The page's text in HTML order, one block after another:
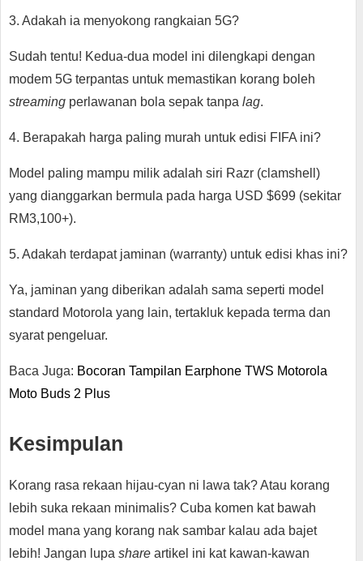
3. Adakah ia menyokong rangkaian 5G?
Sudah tentu! Kedua-dua model ini dilengkapi dengan
modem 5G terpantas untuk memastikan korang boleh
streaming perlawanan bola sepak tanpa lag.
4. Berapakah harga paling murah untuk edisi FIFA ini?
Model paling mampu milik adalah siri Razr (clamshell)
yang dianggarkan bermula pada harga USD $699 (sekitar
RM3,100+).
5. Adakah terdapat jaminan (warranty) untuk edisi khas ini?
Ya, jaminan yang diberikan adalah sama seperti model
standard Motorola yang lain, tertakluk kepada terma dan
syarat pengeluar.
Baca Juga: Bocoran Tampilan Earphone TWS Motorola
Moto Buds 2 Plus
Kesimpulan
Korang rasa rekaan hijau-cyan ni lawa tak? Atau korang
lebih suka rekaan minimalis? Cuba komen kat bawah
model mana yang korang nak sambar kalau ada bajet
lebih! Jangan lupa share artikel ini kat kawan-kawan